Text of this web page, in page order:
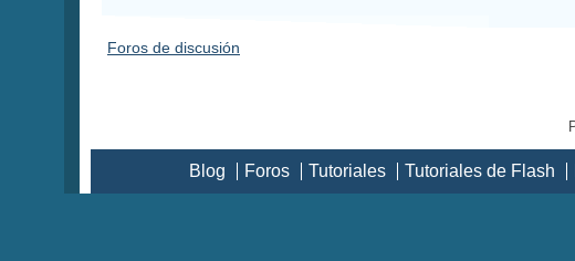
Foros de discusión
Blog Foros Tutoriales Tutoriales de Flash